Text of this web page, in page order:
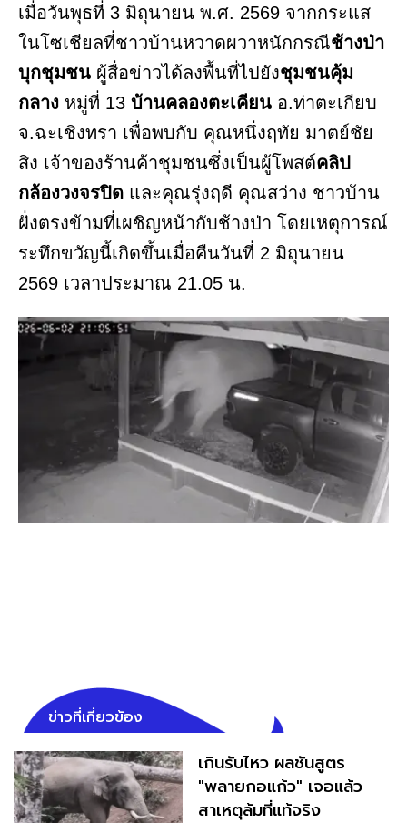
เมื่อวันพุธที่ 3 มิถุนายน พ.ศ. 2569 จากกระแส
ในโซเชียลที่ชาวบ้านหวาดผวาหนักกรณีช้างป่า
บุกชุมชน ผู้สื่อข่าวได้ลงพื้นที่ไปยังชุมชนคุ้ม
กลาง หมู่ที่ 13 บ้านคลองตะเคียน อ.ท่าตะเกียบ
จ.ฉะเชิงทรา เพื่อพบกับ คุณหนึ่งฤทัย มาตย์ชัย
สิง เจ้าของร้านค้าชุมชนซึ่งเป็นผู้โพสต์คลิป
กล้องวงจรปิด และคุณรุ่งฤดี คุณสว่าง ชาวบ้าน
ฝั่งตรงข้ามที่เผชิญหน้ากับช้างป่า โดยเหตุการณ์
ระทึกขวัญนี้เกิดขึ้นเมื่อคืนวันที่ 2 มิถุนายน
2569 เวลาประมาณ 21.05 น.
ข่าวที่เกี่ยวข้อง
เกินรับไหว ผลชันสูตร
"พลายกอแก้ว" เจอแล้ว
สาเหตุล้มที่แท้จริง